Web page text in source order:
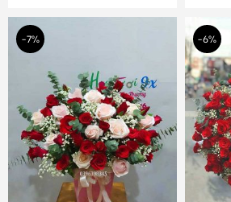
-7% -6%